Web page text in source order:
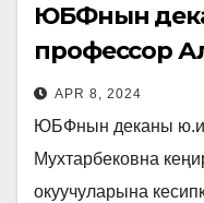
ЮБФнын
профессор
маалымат
APR 8, 2024
ЮБФнын деканы
Мухтарбековна
окуучуларына